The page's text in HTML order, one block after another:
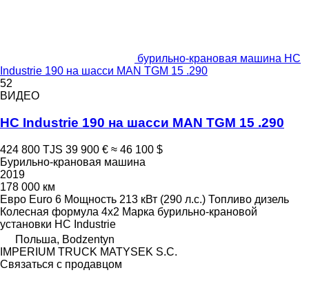
бурильно-крановая машина HC
Industrie 190 на шасси MAN TGM 15 .290
52
ВИДЕО
HC Industrie 190 на шасси MAN TGM 15 .290
424 800 TJS 39 900 € ≈ 46 100 $
Бурильно-крановая машина
2019
178 000 км
Евро Euro 6 Мощность 213 кВт (290 л.с.) Топливо дизель
Колесная формула 4x2 Марка бурильно-крановой
установки HC Industrie
Польша, Bodzentyn
IMPERIUM TRUCK MATYSEK S.C.
Связаться с продавцом